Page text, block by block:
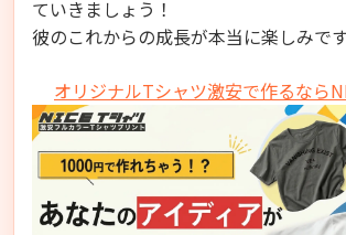
ていきましょう！
彼のこれからの成長が本当に楽しみで
オリジナルTシャツ激安で作るなら